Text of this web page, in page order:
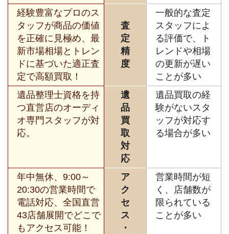
経験豊富なプロのス
タッフが商品の価値
を正確に見極め、最
新市場相場とトレン
ドに基づいた適正査
定で高額買取！
査
定
精
度
一般的な査定
スタッフによ
る評価で、ト
レンドや相場
の更新が遅い
ことが多い
遺品整理士資格を持
つ直営店のオーディ
オ専門スタッフが対
応。
遺
品
買
取
対
応
遺品買取の経
験がないスタ
ッフが対応す
る場合が多い
年中無休、9:00～
20:30の営業時間で
電話対応、全国直営
43店舗展開でどこで
もアクセス可能！
ア
ク
セ
ス
・
営業時間が短
く、店舗数が
限られている
ことが多い